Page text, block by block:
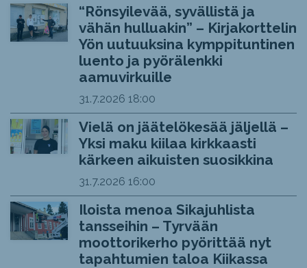
“Rönsyilevää, syvällistä ja
vähän hulluakin” – Kirjakorttelin
Yön uutuuksina kymppituntinen
luento ja pyörälenkki
aamuvirkuille
31.7.2026 18:00
Vielä on jäätelökesää jäljellä –
Yksi maku kiilaa kirkkaasti
kärkeen aikuisten suosikkina
31.7.2026 16:00
Iloista menoa Sikajuhlista
tansseihin – Tyrvään
moottorikerho pyörittää nyt
tapahtumien taloa Kiikassa